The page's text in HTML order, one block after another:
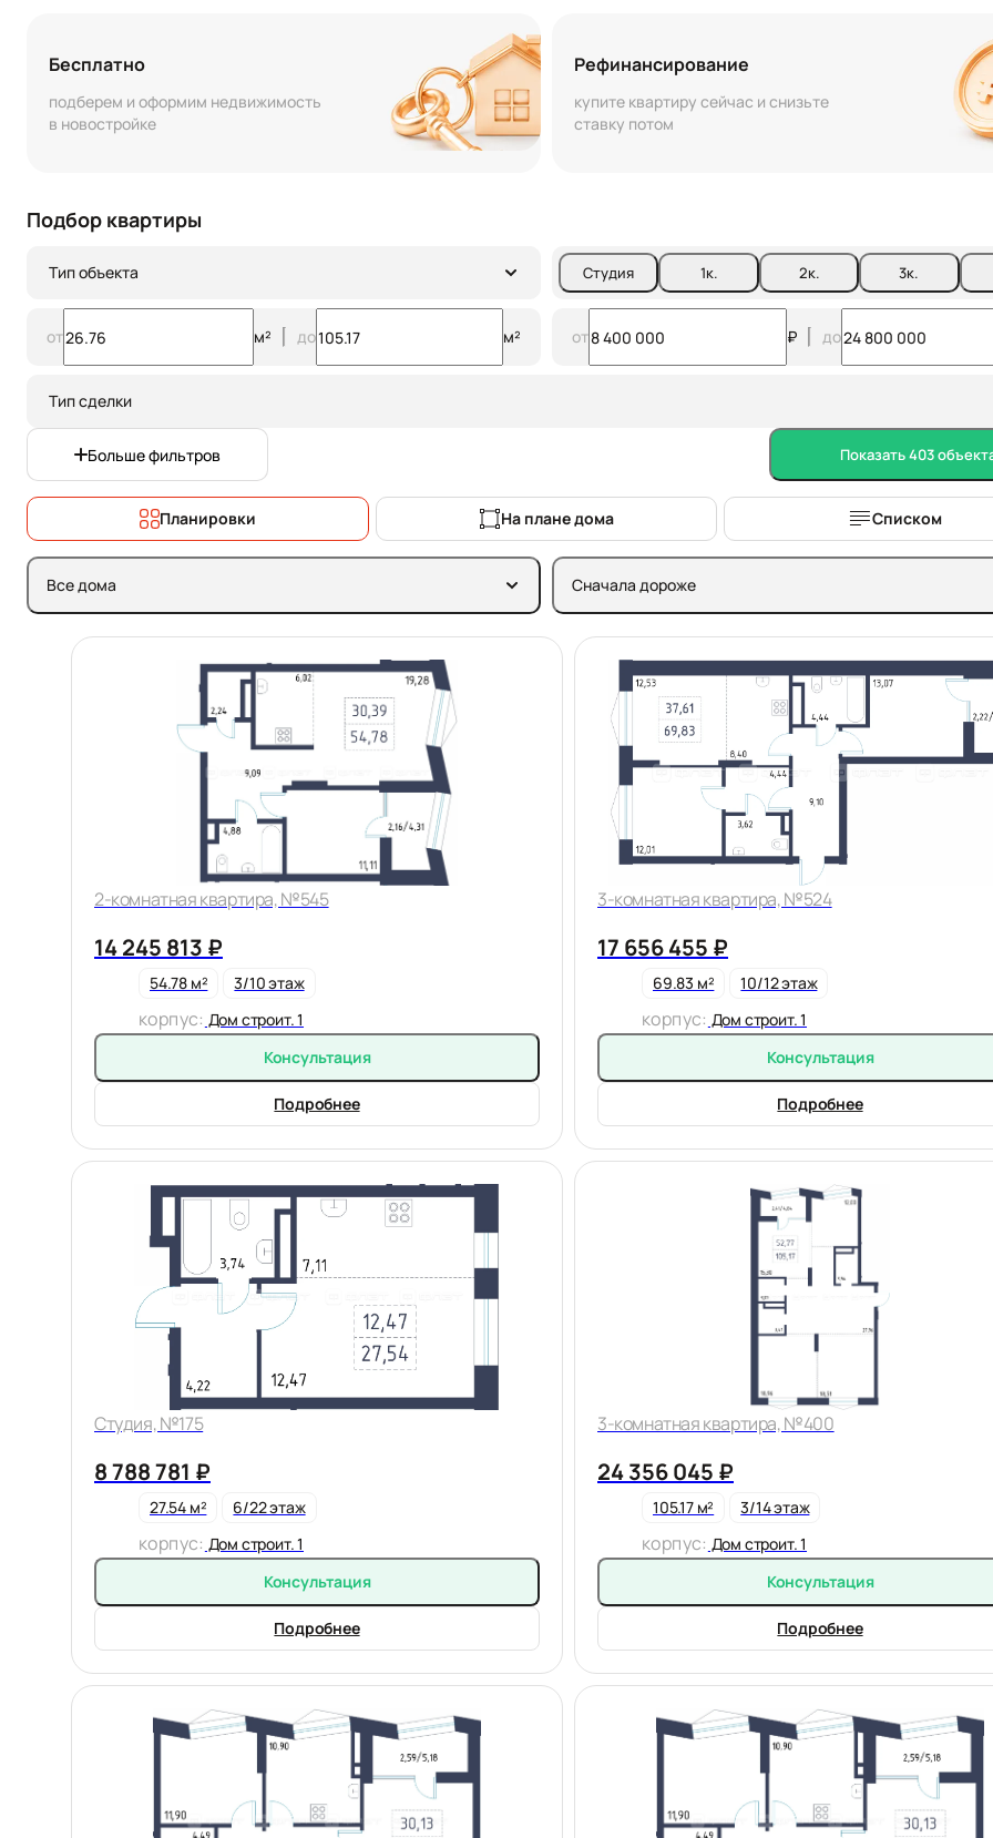
Бесплатно
подберем и оформим недвижимость
в новостройке
Рефинансирование
купите квартиру сейчас и снизьте
ставку потом
Подбор квартиры
Тип объекта Студия 1к. 2к. 3к.
от м² до м² от ₽ до
Тип сделки
Больше фильтров Показать 403
Планировки На плане дома Списком
Все дома Сначала дороже
2-комнатная квартира, №545
14 245 813 ₽
54.78 м² 3/10 этаж
корпус: Дом строит. 1
Консультация
Подробнее
3-комнатная квартира, №524
17 656 455 ₽
69.83 м² 10/12 этаж
корпус: Дом строит. 1
Консультация
Подробнее
Студия, №175
8 788 781 ₽
27.54 м² 6/22 этаж
корпус: Дом строит. 1
Консультация
Подробнее
3-комнатная квартира, №400
24 356 045 ₽
105.17 м² 3/14 этаж
корпус: Дом строит. 1
Консультация
Подробнее